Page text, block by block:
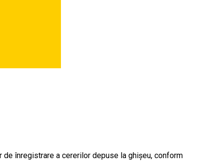
înregistrare a cererilor depuse la ghișeu, conform